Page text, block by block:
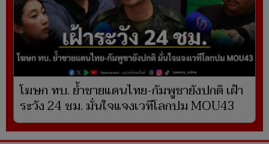
โฆษก ทบ. ย้ำชายแดนไทย-กัมพูชายังปกติ เฝ้า
ระวัง 24 ชม. มั่นใจแจงเวทีโลกปม MOU43